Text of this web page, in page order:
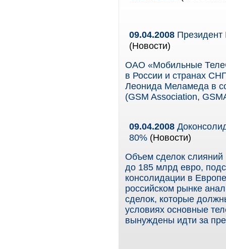
09.04.2008
(Новости)
ОАО «Мобильные
в России и странах
Леонида Меламеда в
(GSM Association,
09.04.2008
80% (Новости)
Объем сделок слияний
до 185 млрд евро,
консолидации в
российском рынке
сделок, которые
условиях основные
вынуждены идти за